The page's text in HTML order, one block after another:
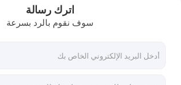
لفائف الفولاذ المقاوم للصدأ
أنابيب الصلب SS
اترك رسالة
سوف نقوم بالرد بسرعة